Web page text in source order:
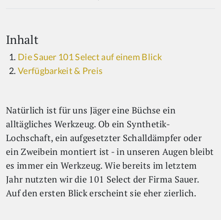
Inhalt
Die Sauer 101 Select auf einem Blick
Verfügbarkeit & Preis
Natürlich ist für uns Jäger eine Büchse ein
alltägliches Werkzeug. Ob ein Synthetik-
Lochschaft, ein aufgesetzter Schalldämpfer oder
ein Zweibein montiert ist - in unseren Augen bleibt
es immer ein Werkzeug. Wie bereits im letztem
Jahr nutzten wir die 101 Select der Firma Sauer.
Auf den ersten Blick erscheint sie eher zierlich.